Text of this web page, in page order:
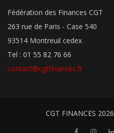
Fédération des Finances CGT
263 rue de Paris - Case 540
93514 Montreuil cedex
Tel : 01 55 82 76 66
contact@cgtfinances.fr
CGT FINANCES 2026